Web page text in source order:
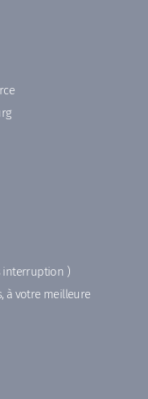
interruption )
à votre meilleure